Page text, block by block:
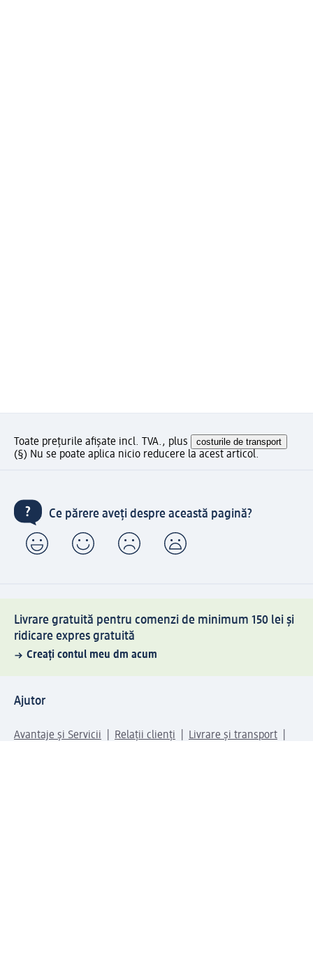
Toate prețurile afișate incl. TVA., plus costurile de transport
(§) Nu se poate aplica nicio reducere la acest articol.
Ce părere aveți despre această pagină?
Livrare gratuită pentru comenzi de minimum 150 lei și
ridicare expres gratuită
Creați contul meu dm acum
Ajutor
Avantaje și Servicii Relații clienți
Livrare și transport